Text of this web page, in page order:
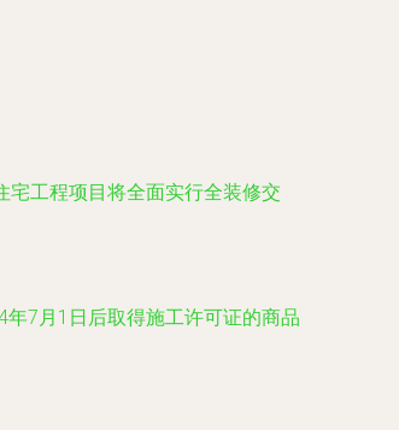
工程项目将全面实行全装修交
7月1日后取得施工许可证的商品